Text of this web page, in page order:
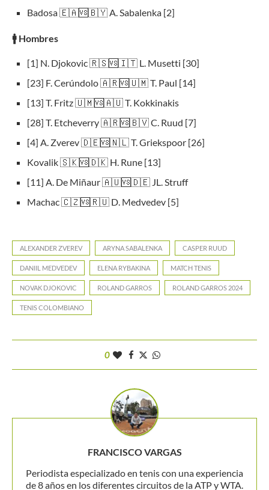
Badosa 🇪🇦🆚🇧🇾 A. Sabalenka [2]
🚹 Hombres
[1] N. Djokovic 🇷🇸🆚🇮🇹 L. Musetti [30]
[23] F. Cerúndolo 🇦🇷🆚🇺🇲 T. Paul [14]
[13] T. Fritz 🇺🇲🆚🇦🇺 T. Kokkinakis
[28] T. Etcheverry 🇦🇷🆚🇧🇻 C. Ruud [7]
[4] A. Zverev 🇩🇪🆚🇳🇱 T. Griekspoor [26]
Kovalik 🇸🇰🆚🇩🇰 H. Rune [13]
[11] A. De Miñaur 🇦🇺🆚🇩🇪 JL. Struff
Machac 🇨🇿🆚🇷🇺 D. Medvedev [5]
ALEXANDER ZVEREV ARYNA SABALENKA CASPER RUUD
DANIIL MEDVEDEV ELENA RYBAKINA MATCH TENIS
NOVAK DJOKOVIC ROLAND GARROS ROLAND GARROS 2024
TENIS COLOMBIANO
0
FRANCISCO VARGAS
Periodista especializado en tenis con una experiencia
de 8 años en los diferentes circuitos de la ATP y WTA.